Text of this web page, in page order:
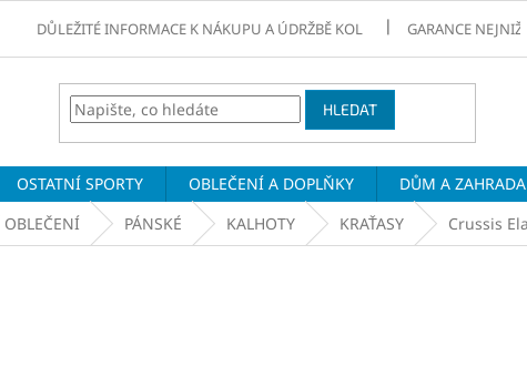
DŮLEŽITÉ INFORMACE K NÁKUPU A ÚDRŽBĚ KOL GARANCE
HLEDAT
OSTATNÍ SPORTY OBLEČENÍ A DOPLŇKY DŮM A ZAHRADA
PÁNSKÉ KALHOTY KRAŤASY Crussis